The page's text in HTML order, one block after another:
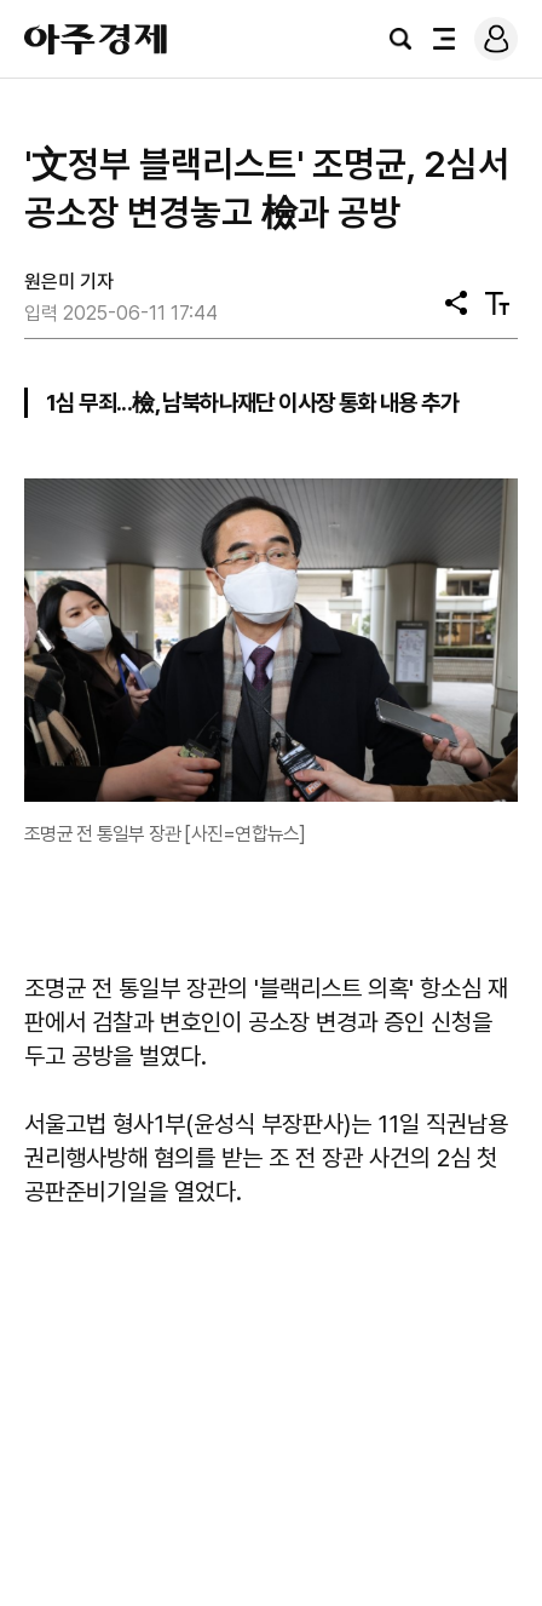
아
주
경
검
전
로
그
'文정부 블랙리스트' 조명균, 2심서
공소장 변경놓고 檢과 공방
원은미 기자
입력 2025-06-11 17:44
공
유
텍
스
1심 무죄...檢, 남북하나재단 이사장 통화 내용 추가
조명균 전 통일부 장관 [사진=연합뉴스]
조명균 전 통일부 장관의 '블랙리스트 의혹' 항소심 재
판에서 검찰과 변호인이 공소장 변경과 증인 신청을
두고 공방을 벌였다.
서울고법 형사1부(윤성식 부장판사)는 11일 직권남용
권리행사방해 혐의를 받는 조 전 장관 사건의 2심 첫
공판준비기일을 열었다.